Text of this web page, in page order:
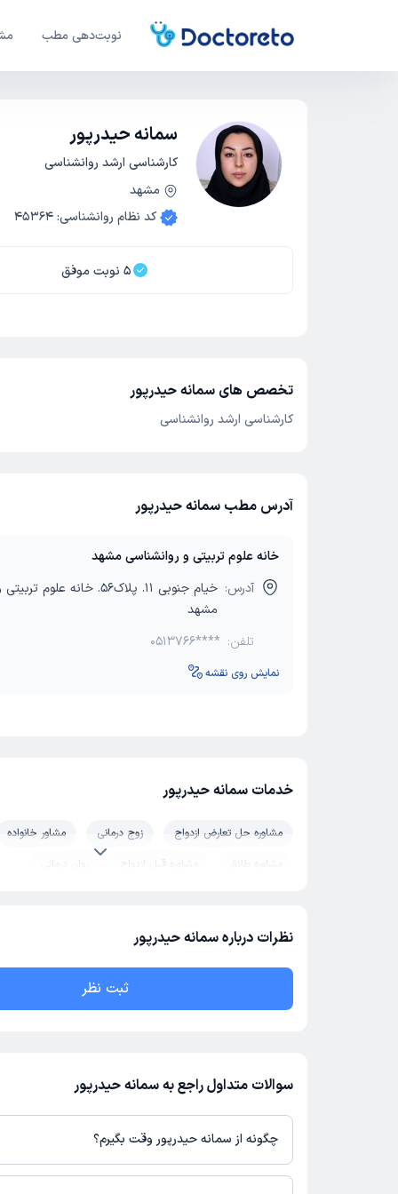
نوبت‌دهی مطب
سمانه حیدرپور
کارشناسی ارشد روانشناسی
مشهد
کد نظام روانشناسی:
45364
5 نوبت موفق
تخصص های سمانه حیدرپور
کارشناسی ارشد روانشناسی
آدرس مطب سمانه حیدرپور
خانه علوم تربیتی و روانشناسی مشهد
آدرس:
خیام جنوبی 11. پلاک56. خانه
مشهد
تلفن: 0513766****
نمایش روی نقشه
خدمات سمانه حیدرپور
مشاوره حل تعارض ازدواج زوج درمانی
مشاور خانواده
مشاوره طلاق
مشاوره قبل ازدواج روان درمانی
نظرات درباره سمانه حیدرپور
ثبت نظر
سوالات متداول راجع به سمانه حیدرپور
چگونه از سمانه حیدرپور وقت بگیرم؟
در صورتی کهسمانه حیدرپوردارای پروفایل فعال و نوبت‌دهی باز در